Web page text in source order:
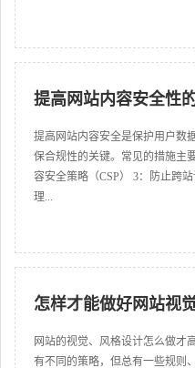
提高网站内容安全性
提高网站内容安全是保护用户数
保合规性的关键。常见的措施主
容安全策略（CSP） 3：防止跨
理...
怎样才能做好网站视
网站的视觉、风格设计怎么做才
有不同的策略，但总有一些规则